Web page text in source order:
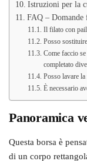
Istruzioni per la
FAQ – Domande
Il filato con
Posso
Come faccio
completato
Posso lavare
È necessario
Panoramica
Questa borsa è
di un corpo